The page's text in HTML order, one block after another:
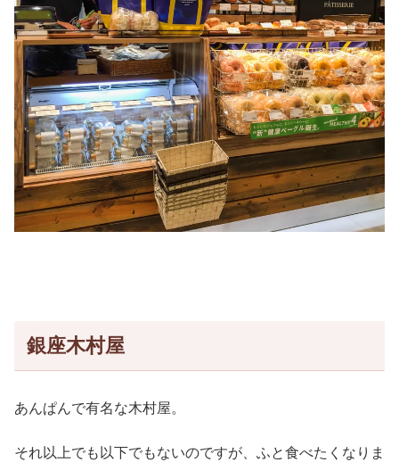
銀座木村屋
あんぱんで有名な木村屋。
それ以上でも以下でもないのですが、ふと食べたくなりま